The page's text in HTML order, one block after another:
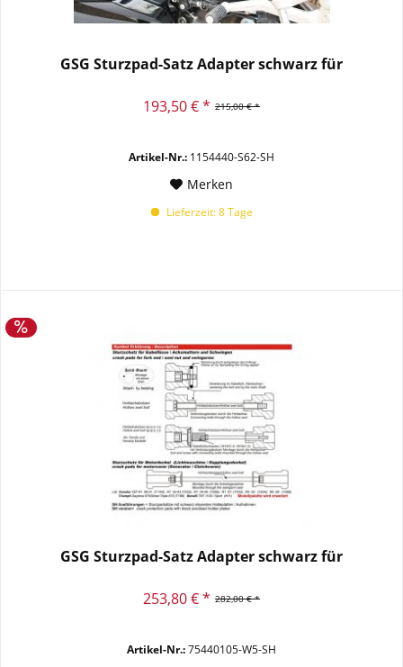
GSG Sturzpad-Satz Adapter schwarz für
215,00 € *
193,50 € *
Artikel-Nr.: 1154440-S62-SH
Merken
Lieferzeit: 8 Tage
GSG Sturzpad-Satz Adapter schwarz für
282,00 € *
253,80 € *
Artikel-Nr.:75440105-W5-SH